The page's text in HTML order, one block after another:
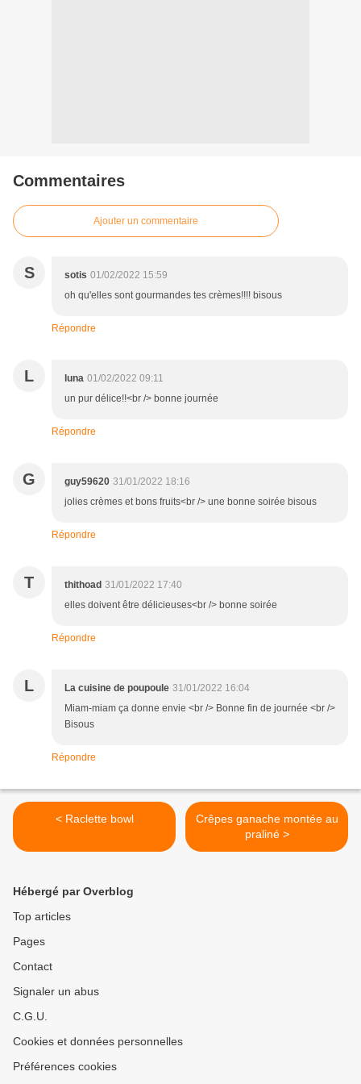
Commentaires
Ajouter un commentaire
S sotis 01/02/2022 15:59
oh qu'elles sont gourmandes tes crèmes!!!! bisous
Répondre
L luna 01/02/2022 09:11
un pur délice!!<br /> bonne journée
Répondre
G guy59620 31/01/2022 18:16
jolies crèmes et bons fruits<br /> une bonne soirée bisous
Répondre
T thithoad 31/01/2022 17:40
elles doivent être délicieuses<br /> bonne soirée
Répondre
L La cuisine de poupoule 31/01/2022 16:04
Miam-miam ça donne envie <br /> Bonne fin de journée <br />
Bisous
Répondre
< Raclette bowl
Crêpes ganache montée au
praliné >
Hébergé par Overblog
Top articles
Pages
Contact
Signaler un abus
C.G.U.
Cookies et données personnelles
Préférences cookies